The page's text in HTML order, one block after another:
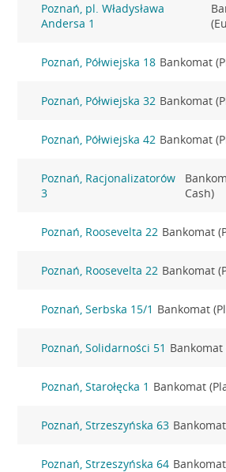
Poznań, pl. Władysława
Andersa 1
Poznań, Półwiejska 18 Bankomat
Poznań, Półwiejska 32 Bankomat
Poznań, Półwiejska 42 Bankomat
Poznań, Racjonalizatorów
3
Cash)
Poznań, Roosevelta 22 Bankomat
Poznań, Roosevelta 22 Bankomat
Poznań, Serbska 15/1 Bankomat
Poznań, Solidarności 51 Bankomat
Poznań, Starołęcka 1 Bankomat
Poznań, Strzeszyńska 63
Poznań, Strzeszyńska 64